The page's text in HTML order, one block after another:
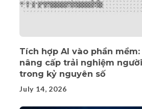
Tích hợp AI vào phần
nâng cấp trải nghiệm
trong kỷ nguyên số
July 14, 2026